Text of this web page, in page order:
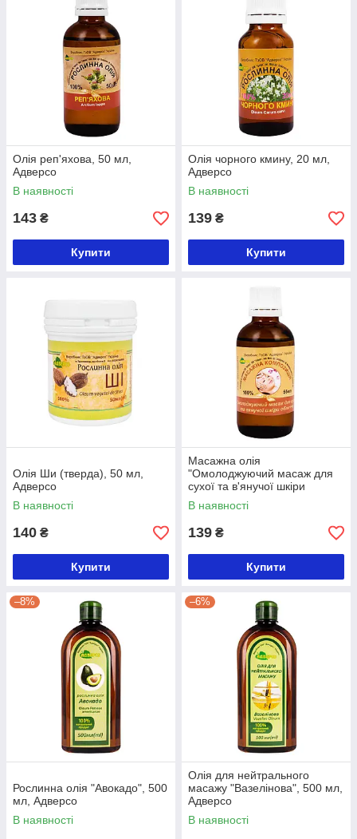
Олія реп'яхова, 50 мл,
Адверсо
В наявності
143 ₴
Купити
Олія чорного кмину, 20 мл,
Адверсо
В наявності
139 ₴
Купити
Олія Ши (тверда), 50 мл,
Адверсо
В наявності
140 ₴
Купити
Масажна олія
"Омолоджуючий масаж для
сухої та в'янучої шкіри
обличчя", 55 мл, Адверсо
В наявності
139 ₴
Купити
–8%
Рослинна олія "Авокадо", 500
мл, Адверсо
В наявності
–6%
Олія для нейтрального
масажу "Вазелінова", 500 мл,
Адверсо
В наявності